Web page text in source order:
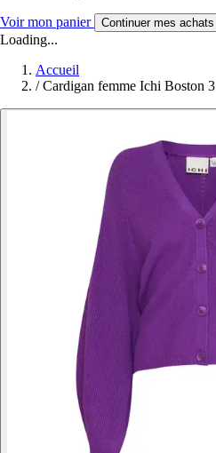
Voir mon panier Continuer mes achats
Loading...
Accueil
/ Cardigan femme Ichi Boston 3